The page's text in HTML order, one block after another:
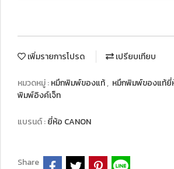
เพิ่มรายการโปรด เปรียบเทียบ
หมวดหมู่ :หมึกพิมพ์ของแท้, หมึกพิมพ์ของแท้ยี่
พิมพ์อิงค์เจ็ท
แบรนด์ :ยี่ห้อ CANON
Share